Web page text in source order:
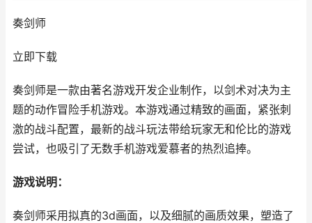
奏剑师
立即下载
奏剑师是一款由著名游戏开发企业制作，以剑术对决为主
题的动作冒险手机游戏。本游戏通过精致的画面，紧张刺
激的战斗配置，最新的战斗玩法带给玩家无和伦比的游戏
尝试，也吸引了无数手机游戏爱慕者的热烈追捧。
游戏说明：
奏剑师采用拟真的3d画面，以及细腻的画质效果，塑造了